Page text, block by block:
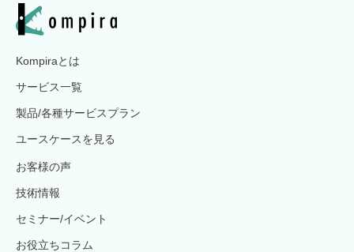
Kompiraとは
サービス一覧
製品/各種サービスプラン
ユースケースを見る
お客様の声
技術情報
セミナー/イベント
お役立ちコラム